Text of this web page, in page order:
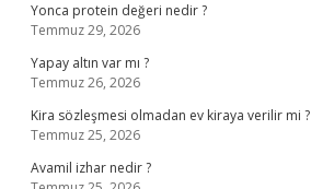
Yonca protein değeri nedir ?
Temmuz 29, 2026
Yapay altın var mı ?
Temmuz 26, 2026
Kira sözleşmesi olmadan ev kiraya verilir mi ?
Temmuz 25, 2026
Avamil izhar nedir ?